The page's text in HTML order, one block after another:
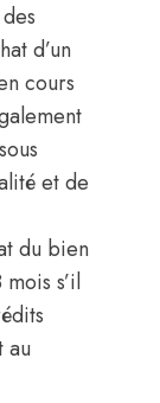
d’un
cours
et de
du bien
s’il
au